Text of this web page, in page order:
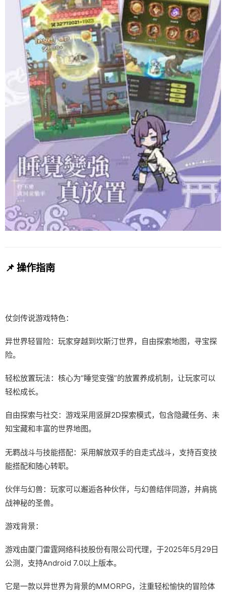
📌 操作指南
仗剑传说游戏特色：
异世界轻冒险：玩家穿越到坎斯汀世界，自由探索地图，寻宝探
险。
轻松放置玩法：核心为“睡觉变强”的放置养成机制，让玩家可以
轻松成长。
自由探索与社交：游戏采用竖屏2D探索模式，包含隐藏任务、未
知宝藏和丰富的世界地图。
无羁战斗与技能搭配：采用解放双手的自走式战斗，支持百变技
能搭配和随心转职。
伙伴与幻兽：玩家可以邂逅各种伙伴，与幻兽结伴同游，并肩挑
战神秘的圣兽。
游戏背景：
游戏由厦门雷霆网络科技股份有限公司代理，于2025年5月29日
公测，支持Android 7.0以上版本。
它是一款以异世界为背景的MMORPG，注重轻松愉快的冒险体